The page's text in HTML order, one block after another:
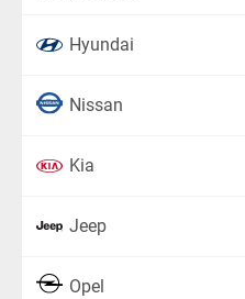
Hyundai
Nissan
Kia
Jeep
Opel